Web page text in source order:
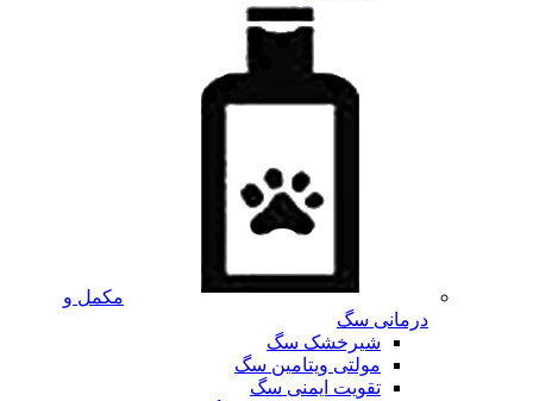
مکمل و
درمانی سگ
شیرخشک سگ
مولتی ویتامین سگ
تقویت ایمنی سگ